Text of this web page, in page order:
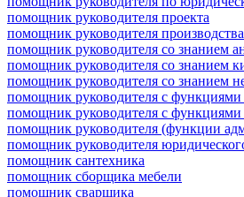
помощник руководителя проекта
помощник руководителя производства
помощник руководителя со знанием
помощник руководителя со знанием
помощник руководителя со знанием
помощник руководителя с
помощник руководителя с функциями
помощник руководителя (функции
помощник руководителя
помощник сантехника
помощник сборщика мебели
помощник сварщика